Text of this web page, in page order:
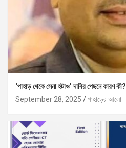
‘পাহাড় থেকে সেনা হটাও’ দাবির পেছনে কারণ কী?
September 28, 2025
পাহাড়ের আলো